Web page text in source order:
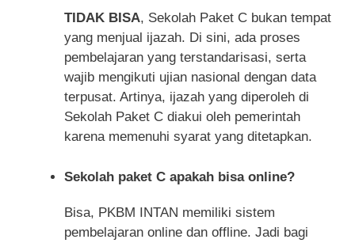
TIDAK BISA, Sekolah Paket C bukan tempat
yang menjual ijazah. Di sini, ada proses
pembelajaran yang terstandarisasi, serta
wajib mengikuti ujian nasional dengan data
terpusat. Artinya, ijazah yang diperoleh di
Sekolah Paket C diakui oleh pemerintah
karena memenuhi syarat yang ditetapkan.
Sekolah paket C apakah bisa online?
Bisa, PKBM INTAN memiliki sistem
pembelajaran online dan offline. Jadi bagi